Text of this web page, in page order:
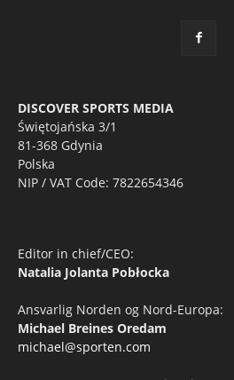
DISCOVER SPORTS MEDIA
Świętojańska 3/1
81-368 Gdynia
Polska
NIP / VAT Code: 7822654346
Editor in chief/CEO:
Natalia Jolanta Pobłocka
Ansvarlig Norden og Nord-Europa:
Michael Breines Oredam
michael@sporten.com